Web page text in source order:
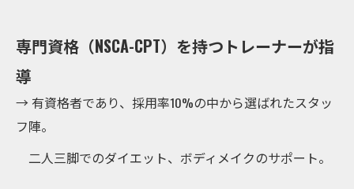
専門資格（NSCA-CPT）を持つトレーナーが指
導
→ 有資格者であり、採用率10%の中から選ばれたスタッ
フ陣。
二人三脚でのダイエット、ボディメイクのサポート。